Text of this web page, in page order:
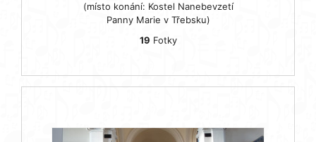
(místo konání: Kostel Nanebevzetí
Panny Marie v Třebsku)
19 Fotky